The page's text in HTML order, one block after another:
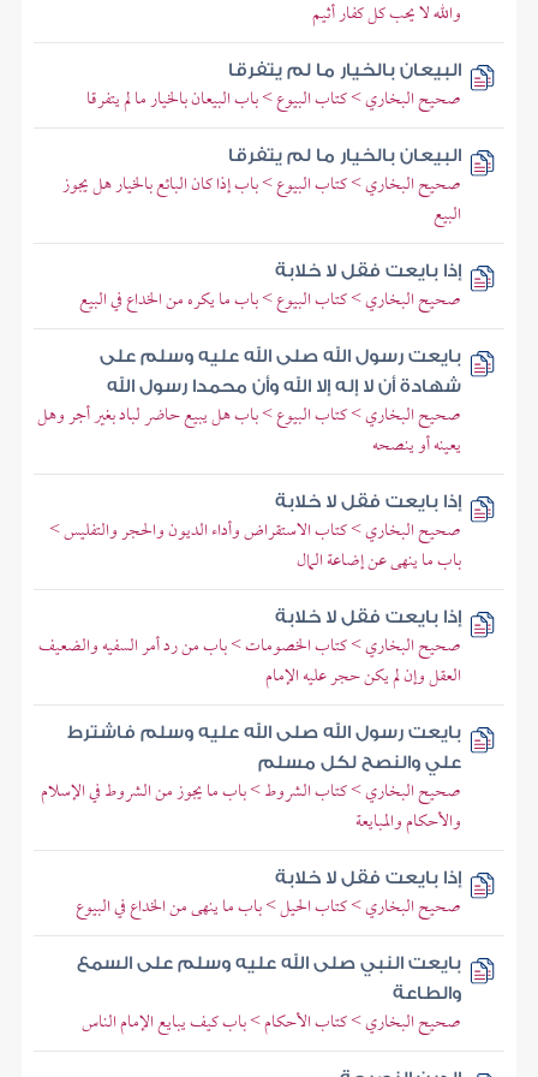
والله لا يحب كل كفار أثيم
البيعان بالخيار ما لم يتفرقا
صحيح البخاري > كتاب البيوع > باب البيعان بالخيار ما لم يتفرقا
البيعان بالخيار ما لم يتفرقا
صحيح البخاري > كتاب البيوع > باب إذا كان البائع بالخيار هل يجوز
البيع
إذا بايعت فقل لا خلابة
صحيح البخاري > كتاب البيوع > باب ما يكره من الخداع في البيع
بايعت رسول الله صلى الله عليه وسلم على
شهادة أن لا إله إلا الله وأن محمدا رسول الله
صحيح البخاري > كتاب البيوع > باب هل يبيع حاضر لباد بغير أجر وهل
يعينه أو ينصحه
إذا بايعت فقل لا خلابة
صحيح البخاري > كتاب الاستقراض وأداء الديون والحجر والتفليس >
باب ما ينهى عن إضاعة المال
إذا بايعت فقل لا خلابة
صحيح البخاري > كتاب الخصومات > باب من رد أمر السفيه والضعيف
العقل وإن لم يكن حجر عليه الإمام
بايعت رسول الله صلى الله عليه وسلم فاشترط
علي والنصح لكل مسلم
صحيح البخاري > كتاب الشروط > باب ما يجوز من الشروط في الإسلام
والأحكام والمبايعة
إذا بايعت فقل لا خلابة
صحيح البخاري > كتاب الحيل > باب ما ينهى من الخداع في البيوع
بايعت النبي صلى الله عليه وسلم على السمع
والطاعة
صحيح البخاري > كتاب الأحكام > باب كيف يبايع الإمام الناس